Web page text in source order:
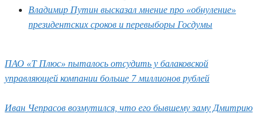
Владимир Путин высказал мнение про «обнуление»
президентских сроков и перевыборы Госдумы
ПАО «Т Плюс» пыталось отсудить у балаковской
управляющей компании больше 7 миллионов рублей
Иван Чепрасов возмутился, что его бывшему заму Дмитрию